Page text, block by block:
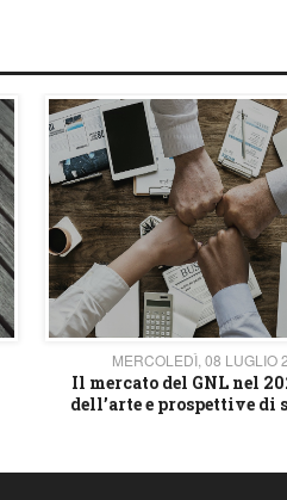
MERCOLEDÌ, 08 LUGLIO
Il mercato del GNL nel
dell’arte e prospettive di